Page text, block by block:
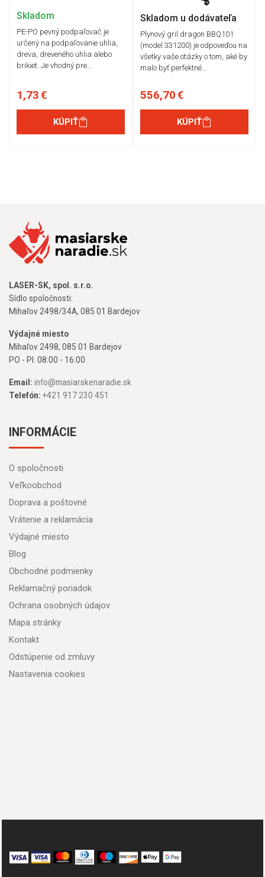
Skladom
PE-PO pevný podpaľovač je
určený na podpaľovanie uhlia,
dreva, dreveného uhlia alebo
brikiet. Je vhodný pre…
1,73 €
KÚPIŤ
Skladom u dodávateľa
Plynový gril dragon BBQ101
(model 331200) je odpoveďou na
všetky vaše otázky o tom, aké by
malo byť perfektné…
556,70 €
KÚPIŤ
LASER-SK, spol. s.r.o.
Sídlo spoločnosti:
Mihaľov 2498/34A, 085 01 Bardejov
Výdajné miesto
Mihaľov 2498, 085 01 Bardejov
PO - PI: 08:00 - 16:00
Email: info@masiarskenaradie.sk
Telefón: +421 917 230 451
INFORMÁCIE
O spoločnosti
Veľkoobchod
Doprava a poštovné
Vrátenie a reklamácia
Výdajné miesto
Blog
Obchodné podmienky
Reklamačný poriadok
Ochrana osobných údajov
Mapa stránky
Kontakt
Odstúpenie od zmluvy
Nastavenia cookies